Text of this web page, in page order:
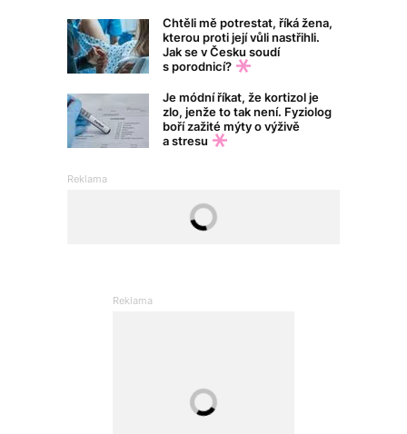
Chtěli mě potrestat, říká žena,
kterou proti její vůli nastřihli.
Jak se v Česku soudí
s porodnicí?
Je módní říkat, že kortizol je
zlo, jenže to tak není. Fyziolog
boří zažité mýty o výživě
a stresu